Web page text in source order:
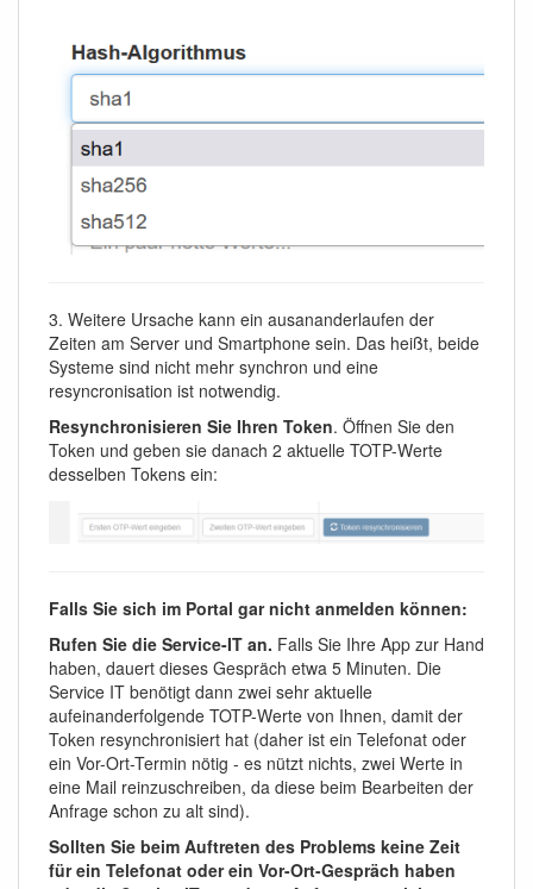
3. Weitere Ursache kann ein ausananderlaufen der
Zeiten am Server und Smartphone sein. Das heißt, beide
Systeme sind nicht mehr synchron und eine
resyncronisation ist notwendig.
Resynchronisieren Sie Ihren Token. Öffnen Sie den
Token und geben sie danach 2 aktuelle TOTP-Werte
desselben Tokens ein:
Falls Sie sich im Portal gar nicht anmelden können:
Rufen Sie die Service-IT an. Falls Sie Ihre App zur Hand
haben, dauert dieses Gespräch etwa 5 Minuten. Die
Service IT benötigt dann zwei sehr aktuelle
aufeinanderfolgende TOTP-Werte von Ihnen, damit der
Token resynchronisiert hat (daher ist ein Telefonat oder
ein Vor-Ort-Termin nötig - es nützt nichts, zwei Werte in
eine Mail reinzuschreiben, da diese beim Bearbeiten der
Anfrage schon zu alt sind).
Sollten Sie beim Auftreten des Problems keine Zeit
für ein Telefonat oder ein Vor-Ort-Gespräch haben